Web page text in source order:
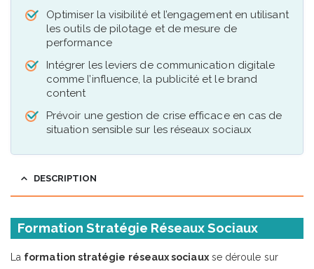
Optimiser la visibilité et l’engagement en utilisant
les outils de pilotage et de mesure de
performance
Intégrer les leviers de communication digitale
comme l’influence, la publicité et le brand
content
Prévoir une gestion de crise efficace en cas de
situation sensible sur les réseaux sociaux
DESCRIPTION
Formation Stratégie Réseaux Sociaux
La formation stratégie réseaux sociauxse déroule sur